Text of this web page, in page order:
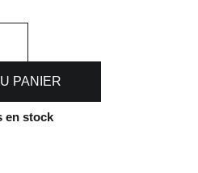
PANIER
en stock